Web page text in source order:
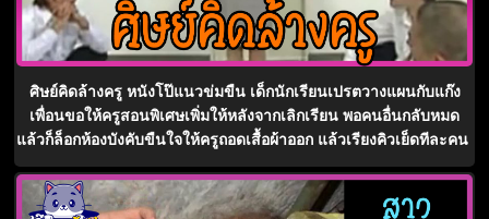
ศิษย์คิดล้างครู หนังโป๊แนวข่มขืน เด็กนักเรียนเปรตวางแผนกับแก๊ง
เพื่อนขอให้ครูสอนพิเศษเพิ่มให้หลังจากเลิกเรียน พอคนอื่นกลับหมด
แล้วก็ล็อกห้องบังคับขืนใจให้ครูถอดเสื้อผ้าออก แล้วเรียงคิวเย็ดทีละคน